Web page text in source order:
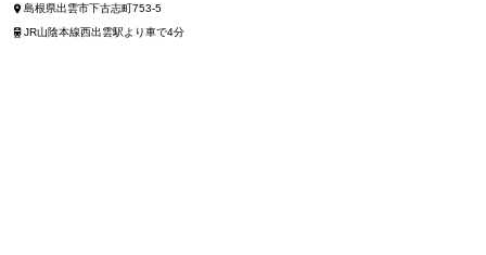
島根県出雲市下古志町753-5
JR山陰本線西出雲駅より車で4分